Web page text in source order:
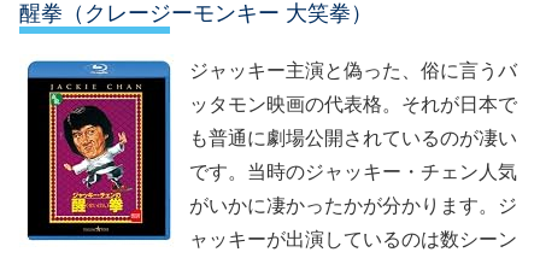
醒拳（クレージーモンキー 大笑拳）
ジャッキー主演と偽った、俗に言うバ
ッタモン映画の代表格。それが日本で
も普通に劇場公開されているのが凄い
です。当時のジャッキー・チェン人気
がいかに凄かったかが分かります。ジ
ャッキーが出演しているのは数シーン